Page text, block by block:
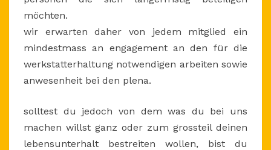
möchten.
wir erwarten daher von jedem mitglied ein
mindestmass an engagement an den für die
werkstatterhaltung notwendigen arbeiten sowie
anwesenheit bei den plena.
solltest du jedoch von dem was du bei uns
machen willst ganz oder zum grossteil deinen
lebensunterhalt bestreiten wollen, bist du